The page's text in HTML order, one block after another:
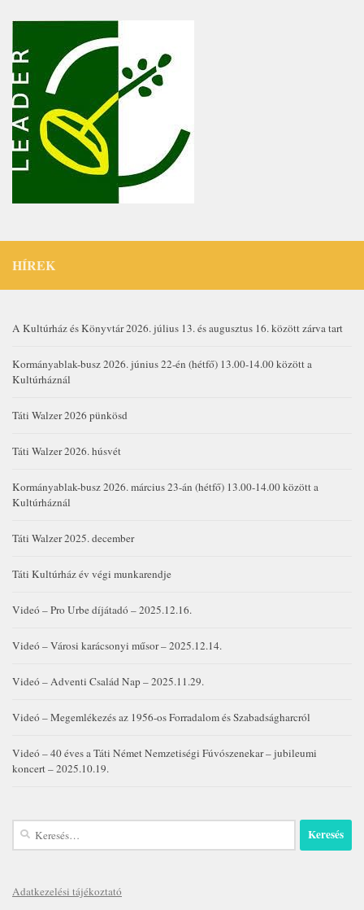
HÍREK
A Kultúrház és Könyvtár 2026. július 13. és augusztus 16. között zárva tart
Kormányablak-busz 2026. június 22-én (hétfő) 13.00-14.00 között a
Kultúrháznál
Táti Walzer 2026 pünkösd
Táti Walzer 2026. húsvét
Kormányablak-busz 2026. március 23-án (hétfő) 13.00-14.00 között a
Kultúrháznál
Táti Walzer 2025. december
Táti Kultúrház év végi munkarendje
Videó – Pro Urbe díjátadó – 2025.12.16.
Videó – Városi karácsonyi műsor – 2025.12.14.
Videó – Adventi Család Nap – 2025.11.29.
Videó – Megemlékezés az 1956-os Forradalom és Szabadságharcról
Videó – 40 éves a Táti Német Nemzetiségi Fúvószenekar – jubileumi
koncert – 2025.10.19.
Keresés:
Adatkezelési tájékoztató